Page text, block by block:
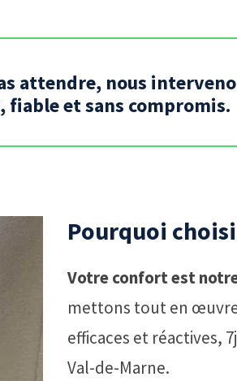
attendre, nous
fiable et sans compromis.
Pourquoi
Votre confort est
mettons tout en
efficaces et réactives,
Val-de-Marne.